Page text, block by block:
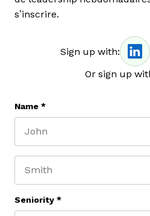
s’inscrire.
Sign up with:
Or sign up
Name *
Seniority *